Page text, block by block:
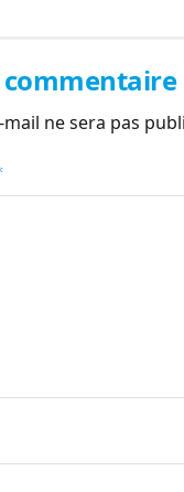
commentaire
ne sera pas